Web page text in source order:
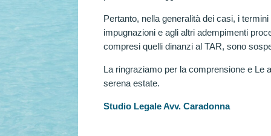
Pertanto, nella generalità dei casi, i
impugnazioni e agli altri adempimenti
compresi quelli dinanzi al TAR, sono
La ringraziamo per la comprensione e Le
serena estate.
Studio Legale Avv. Caradonna